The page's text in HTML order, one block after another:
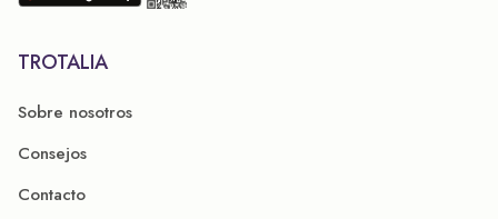
TROTALIA
Sobre nosotros
Consejos
Contacto